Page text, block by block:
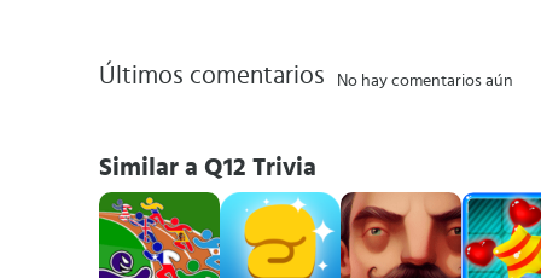
Últimos comentarios No hay comentarios aún
Similar a Q12 Trivia